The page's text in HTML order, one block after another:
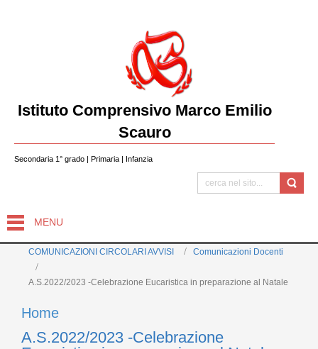
Istituto Comprensivo Marco Emilio
Scauro
Secondaria 1° grado | Primaria | Infanzia
MENU
COMUNICAZIONI CIRCOLARI AVVISI Comunicazioni Docenti
A.S.2022/2023 -Celebrazione Eucaristica in preparazione al Natale
Home
A.S.2022/2023 -Celebrazione